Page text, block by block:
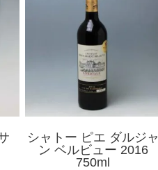
シャトー ピエ ダルジャ
ン ベルビュー 2016
750ml